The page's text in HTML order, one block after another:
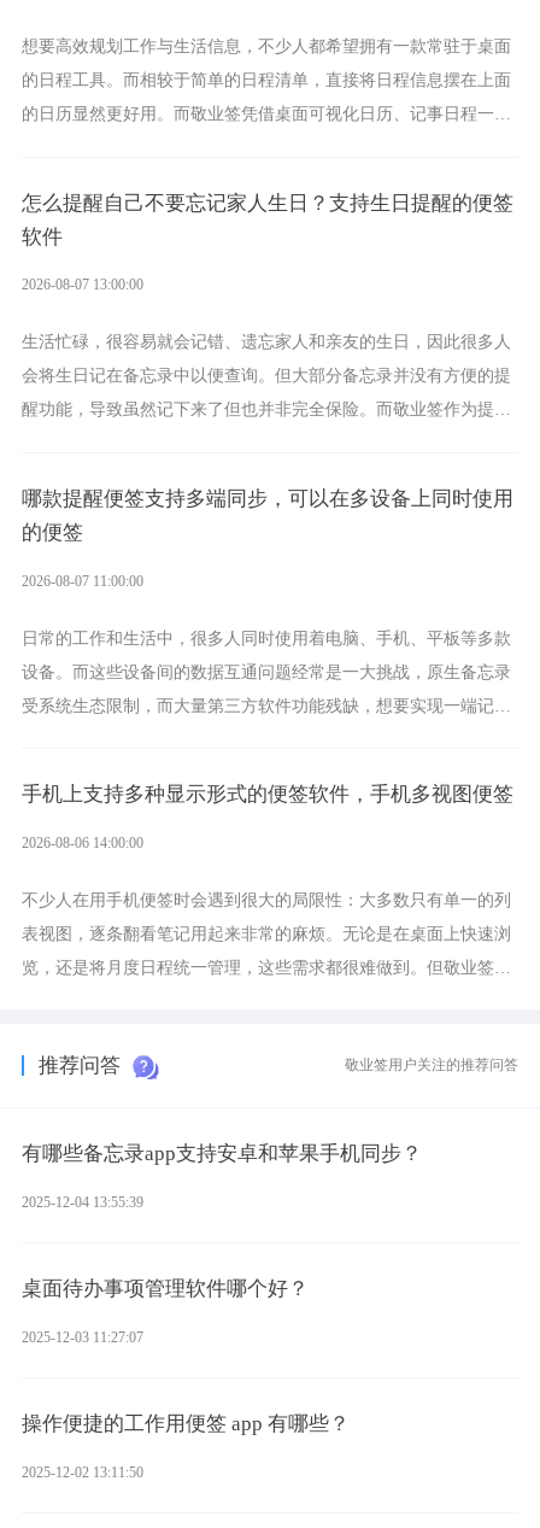
想要高效规划工作与生活信息，不少人都希望拥有一款常驻于桌面
的日程工具。而相较于简单的日程清单，直接将日程信息摆在上面
的日历显然更好用。而敬业签凭借桌面可视化日历、记事日程一体
怎么提醒自己不要忘记家人生日？支持生日提醒的便签
软件
2026-08-07 13:00:00
生活忙碌，很容易就会记错、遗忘家人和亲友的生日，因此很多人
会将生日记在备忘录中以便查询。但大部分备忘录并没有方便的提
醒功能，导致虽然记下来了但也并非完全保险。而敬业签作为提醒
哪款提醒便签支持多端同步，可以在多设备上同时使用
的便签
2026-08-07 11:00:00
日常的工作和生活中，很多人同时使用着电脑、手机、平板等多款
设备。而这些设备间的数据互通问题经常是一大挑战，原生备忘录
受系统生态限制，而大量第三方软件功能残缺，想要实现一端记
手机上支持多种显示形式的便签软件，手机多视图便签
2026-08-06 14:00:00
不少人在用手机便签时会遇到很大的局限性：大多数只有单一的列
表视图，逐条翻看笔记用起来非常的麻烦。无论是在桌面上快速浏
览，还是将月度日程统一管理，这些需求都很难做到。但敬业签作
推荐问答 敬业签用户关注的推荐问答
有哪些备忘录app支持安卓和苹果手机同步？
2025-12-04 13:55:39
桌面待办事项管理软件哪个好？
2025-12-03 11:27:07
操作便捷的工作用便签 app 有哪些？
2025-12-02 13:11:50